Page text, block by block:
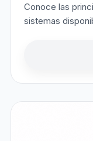
Conoce las
sistemas